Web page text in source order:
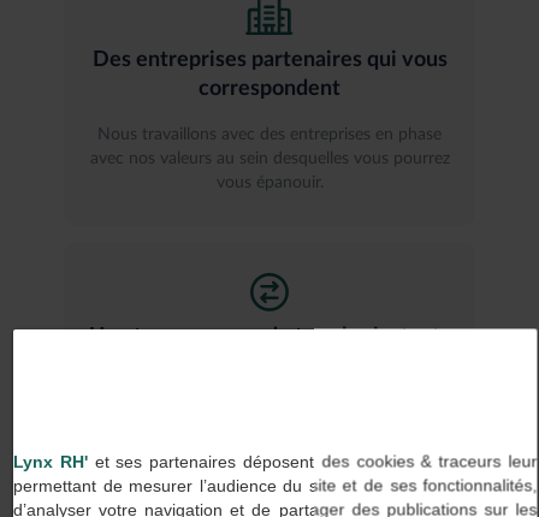
Des entreprises partenaires qui vous
correspondent
Nous travaillons avec des entreprises en phase
avec nos valeurs au sein desquelles vous pourrez
vous épanouir.
Une transparence de tous les instants
Lynx RH' et ses partenaires déposent des cookies & traceurs leur
permettant de mesurer l’audience du site et de ses fonctionnalités,
d’analyser votre navigation et de partager des publications sur les